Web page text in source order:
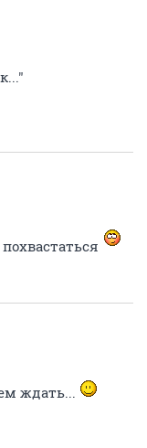
ждать...